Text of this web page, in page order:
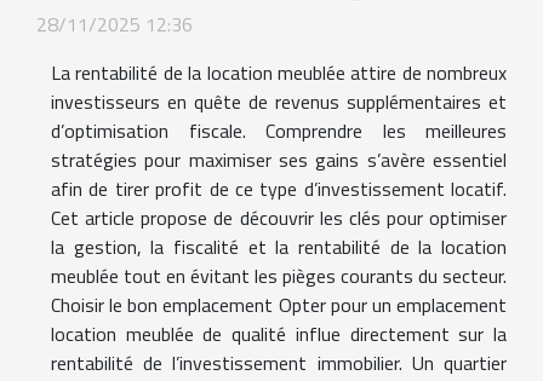
28/11/2025 12:36
La rentabilité de la location meublée attire de nombreux
investisseurs en quête de revenus supplémentaires et
d’optimisation fiscale. Comprendre les meilleures
stratégies pour maximiser ses gains s’avère essentiel
afin de tirer profit de ce type d’investissement locatif.
Cet article propose de découvrir les clés pour optimiser
la gestion, la fiscalité et la rentabilité de la location
meublée tout en évitant les pièges courants du secteur.
Choisir le bon emplacement Opter pour un emplacement
location meublée de qualité influe directement sur la
rentabilité de l’investissement immobilier. Un quartier